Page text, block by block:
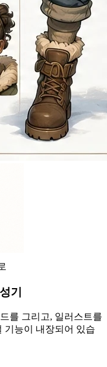
기
를 그리고, 일러스트를
기능이 내장되어 있습